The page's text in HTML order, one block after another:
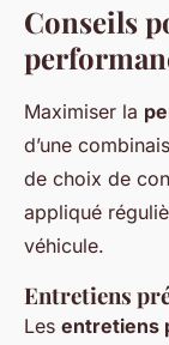
Conseils
Maximiser la
d’une
de choix de
appliqué
véhicule.
Entretiens
Les entretiens